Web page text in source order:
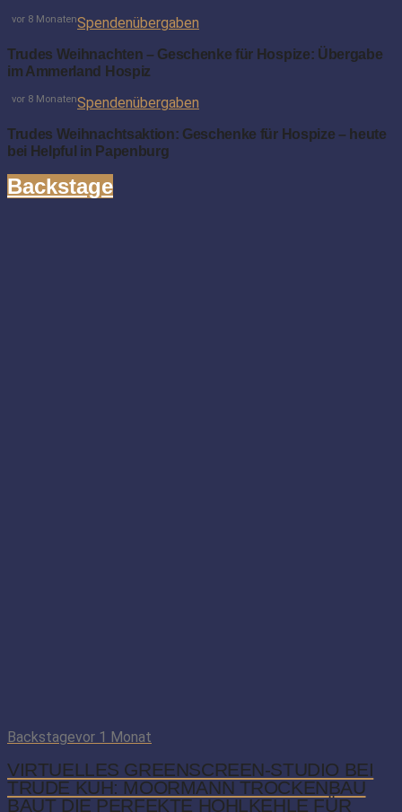
Spendenübergaben
vor 8 Monaten
Trudes Weihnachten – Geschenke für Hospize: Übergabe
im Ammerland Hospiz
Spendenübergaben
vor 8 Monaten
Trudes Weihnachtsaktion: Geschenke für Hospize – heute
bei Helpful in Papenburg
Backstage
Backstagevor 1 Monat
VIRTUELLES GREENSCREEN-STUDIO BEI
TRUDE KUH: MOORMANN TROCKENBAU
BAUT DIE PERFEKTE HOHLKEHLE FÜR